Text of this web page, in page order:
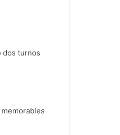
dos turnos